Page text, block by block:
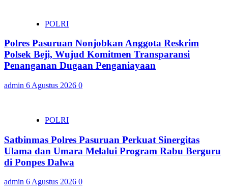
POLRI
Polres Pasuruan Nonjobkan Anggota Reskrim
Polsek Beji, Wujud Komitmen Transparansi
Penanganan Dugaan Penganiayaan
admin 6 Agustus 2026 0
POLRI
Satbinmas Polres Pasuruan Perkuat Sinergitas
Ulama dan Umara Melalui Program Rabu Berguru
di Ponpes Dalwa
admin 6 Agustus 2026 0